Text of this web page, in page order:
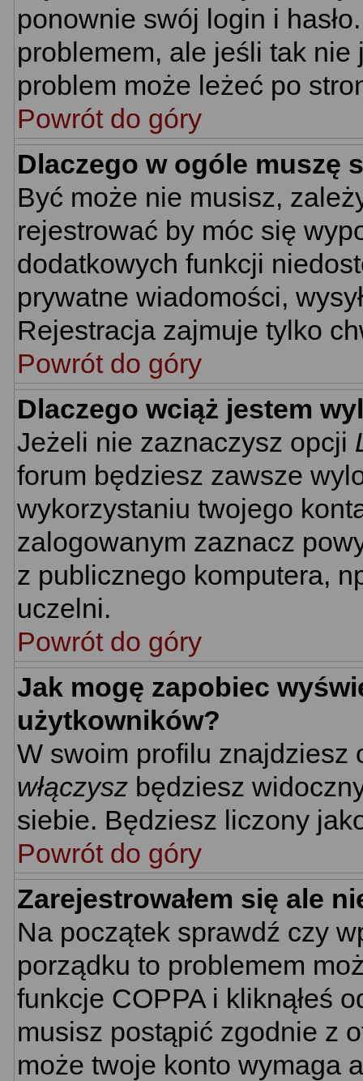
ponownie swój login i
problemem, ale jeśli tak
problem może leżeć po
Powrót do góry
Dlaczego w ogóle muszę
Być może nie musisz,
rejestrować by móc się
dodatkowych funkcji
prywatne wiadomości,
Rejestracja zajmuje tylko
Powrót do góry
Dlaczego wciąż jestem
Jeżeli nie zaznaczysz opcji
forum będziesz zawsze
wykorzystaniu twojego
zalogowanym zaznacz
z publicznego komputera,
uczelni.
Powrót do góry
Jak mogę zapobiec
użytkowników?
W swoim profilu znajdziesz
włączysz będziesz
siebie. Będziesz liczony
Powrót do góry
Zarejestrowałem się ale
Na początek sprawdź czy
porządku to problemem
funkcje COPPA i kliknąłeś
musisz postąpić zgodnie z
może twoje konto wymaga